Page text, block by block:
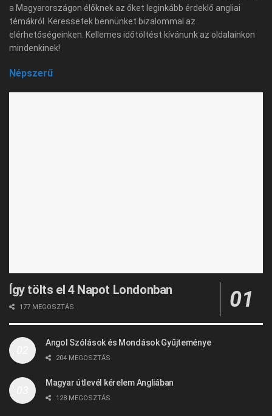
a Magyarországon élőknek az őket leginkább érdeklő angliai
témákról. Keressetek bennünket bizalommal az
elérhetőségeinken. Kellemes időtöltést kívánunk az oldalainkon
mindenkinek!
Népszerű
Így tölts el 4 Napot Londonban
177 MEGOSZTÁS
Angol Szólások és Mondások Gyűjteménye
204 MEGOSZTÁS
Magyar útlevél kérelem Angliában
128 MEGOSZTÁS